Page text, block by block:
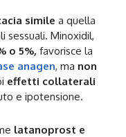
simile a quella
sessuali. Minoxidil,
o 5%, favorisce la
anagen, ma non
effetti collaterali
e ipotensione.
latanoprost e